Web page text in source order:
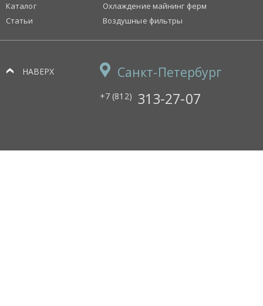
Каталог
Статьи
Охлаждение майнинг ферм
Воздушные фильтры
НАВЕРХ Санкт-Петербург
+7 (812) 313-27-07